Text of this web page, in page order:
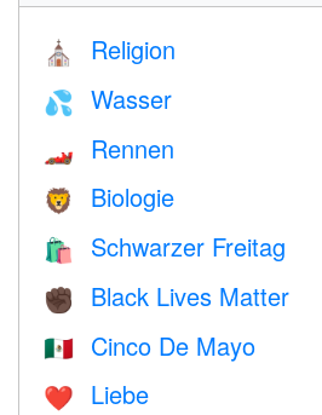
⛪️ Religion
💦 Wasser
🏎 Rennen
🦁 Biologie
🛍 Schwarzer Freitag
✊🏿 Black Lives Matter
🇲🇽 Cinco De Mayo
❤️️ Liebe